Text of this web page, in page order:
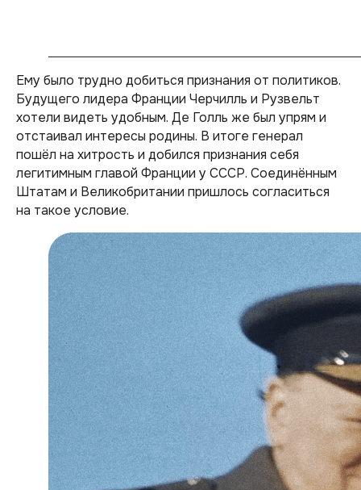
Ему было трудно добиться признания от политиков.
Будущего лидера Франции Черчилль и Рузвельт
хотели видеть удобным. Де Голль же был упрям и
отстаивал интересы родины. В итоге генерал
пошёл на хитрость и добился признания себя
легитимным главой Франции у СССР. Соединённым
Штатам и Великобритании пришлось согласиться
на такое условие.